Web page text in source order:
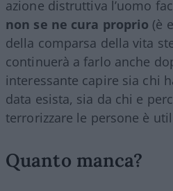
azione distruttiva l’uomo
non se ne cura proprio (è
della comparsa della vita
continuerà a farlo anche
interessante capire sia chi
data esista, sia da chi e
terrorizzare le persone è
Quanto manca?